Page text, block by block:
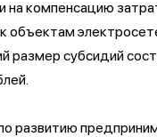
на компенсацию
объектам
размер субсидий
развитию